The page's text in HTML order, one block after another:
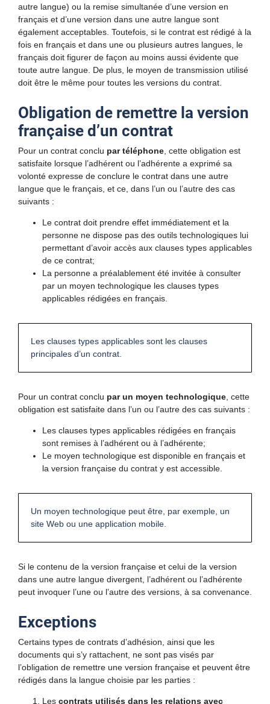
autre langue) ou la remise simultanée d’une version en
français et d’une version dans une autre langue sont
également acceptables. Toutefois, si le contrat est rédigé à la
fois en français et dans une ou plusieurs autres langues, le
français doit figurer de façon au moins aussi évidente que
toute autre langue. De plus, le moyen de transmission utilisé
doit être le même pour toutes les versions du contrat.
Obligation de remettre la version
française d’un contrat
Pour un contrat conclu par téléphone , cette obligation est
satisfaite lorsque l’adhérent ou l’adhérente a exprimé sa
volonté expresse de conclure le contrat dans une autre
langue que le français, et ce, dans l’un ou l’autre des cas
suivants :
Le contrat doit prendre effet immédiatement et la
personne ne dispose pas des outils technologiques lui
permettant d’avoir accès aux clauses types applicables
de ce contrat;
La personne a préalablement été invitée à consulter
par un moyen technologique les clauses types
applicables rédigées en français.
Les clauses types applicables sont les clauses
principales d’un contrat.
Pour un contrat conclu par un moyen technologique , cette
obligation est satisfaite dans l’un ou l’autre des cas suivants :
Les clauses types applicables rédigées en français
sont remises à l’adhérent ou à l’adhérente;
Le moyen technologique est disponible en français et
la version française du contrat y est accessible.
Un moyen technologique peut être, par exemple, un
site Web ou une application mobile.
Si le contenu de la version française et celui de la version
dans une autre langue divergent, l’adhérent ou l’adhérente
peut invoquer l’une ou l’autre des versions, à sa convenance.
Exceptions
Certains types de contrats d’adhésion, ainsi que les
documents qui s’y rattachent, ne sont pas visés par
l’obligation de remettre une version française et peuvent être
rédigés dans la langue choisie par les parties :
Les contrats utilisés dans les relations avec